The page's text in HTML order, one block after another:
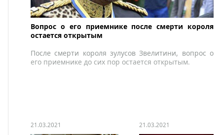
Вопрос о его приемнике после смерти короля
остается открытым
После смерти короля зулусов Звелитини, вопрос о
его приемнике до сих пор остается открытым.
21.03.2021 21.03.2021